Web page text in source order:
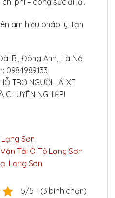
am hiểu pháp lý, tận
Bi, Đông Anh, Hà Nội
0984989133
TRỢ NGƯỜI LÁI XE
CHUYÊN NGHIỆP!
Sơn
Tải Ô Tô Lạng Sơn
Lạng Sơn
5/5 - (3 bình chọn)